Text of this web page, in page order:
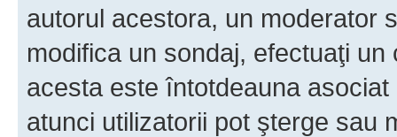
autorul acestora, un moderator
modifica un sondaj, efectuaţi
acesta este întotdeauna
atunci utilizatorii pot şterge sau